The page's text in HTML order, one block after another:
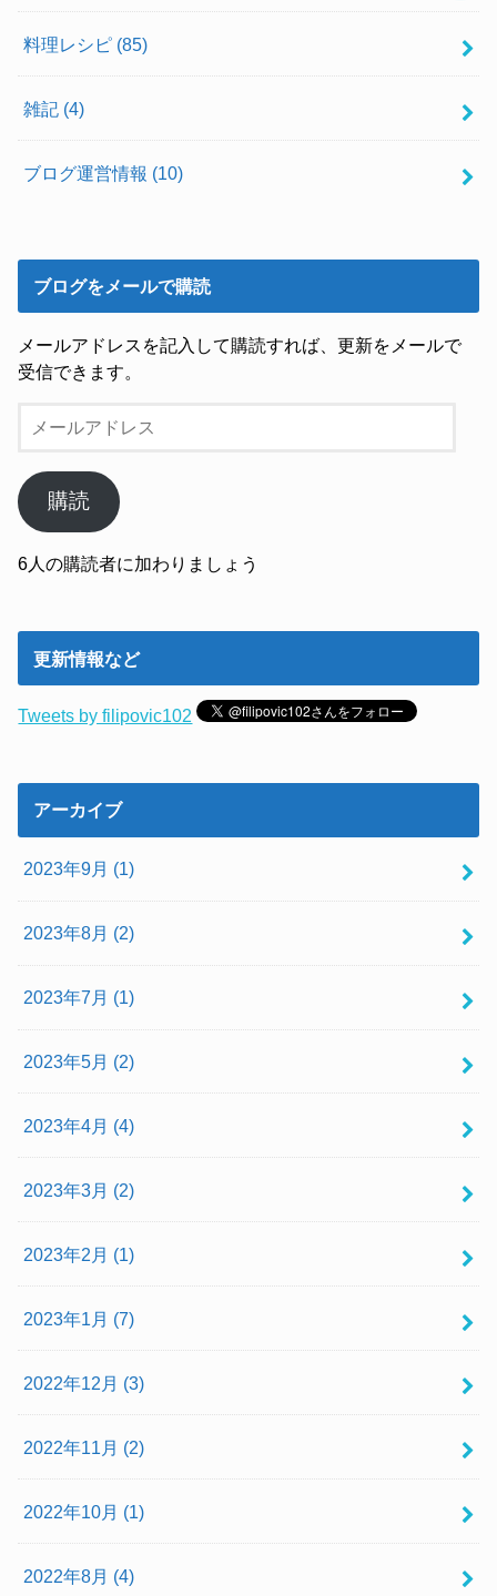
料理レシピ (85)
雑記 (4)
ブログ運営情報 (10)
ブログをメールで購読
メールアドレスを記入して購読すれば、更新をメールで
受信できます。
ア
ド
ス
購読
6人の購読者に加わりましょう
更新情報など
Tweets by filipovic102
アーカイブ
2023年9月 (1)
2023年8月 (2)
2023年7月 (1)
2023年5月 (2)
2023年4月 (4)
2023年3月 (2)
2023年2月 (1)
2023年1月 (7)
2022年12月 (3)
2022年11月 (2)
2022年10月 (1)
2022年8月 (4)